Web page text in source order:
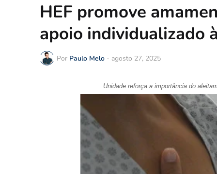
HEF promove
apoio individualizado
Por Paulo Melo - agosto 27, 2025
Unidade reforça a importância do